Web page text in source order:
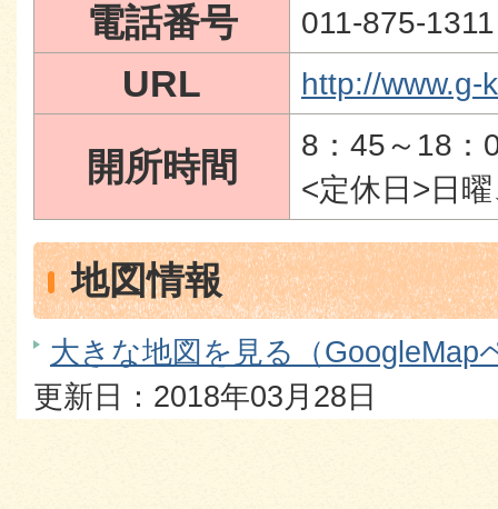
電話番号 011-875-1311
URL http://www.g-
開所時間
8：45～18：
<定休日>日
地図情報
大きな地図を見る（GoogleMap
更新日：2018年03月28日